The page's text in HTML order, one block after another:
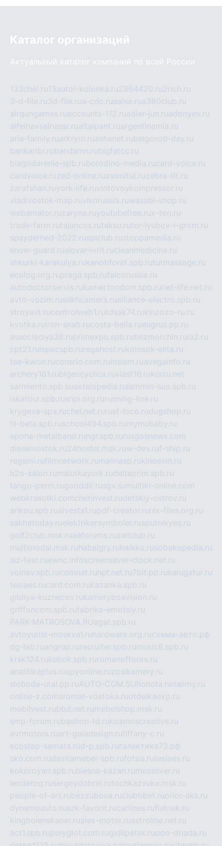
Каталог организаций
Актуальный каталог компаний по всей России
133chel.ru13autor-kolonka.ru2864420.ru2rich.ru
3-d-file.ru3d-file.rua-cdc.ruaalse.rua380club.ru
airgungames.ruaccounts-112.ruadler-jun.ruadonyev.ru
alfeihavsalnassr.rualtaipant.ruargentinamia.ru
aria-family.ruarkrym.ruashanet.rubelgorod-day.ru
bankaribi.rubandamn.rubigfatcc.ru
blagodarenie-spb.ruborodino-media.rucard-voice.ru
cardvoice.ruzed-online.ruzvonitut.ruzebra-tlt.ru
zarafshan.ruyork-life.ruvintovoykompressor.ru
vladivostok-map.ruvlknrussia.ruwasabi-shop.ru
webamator.ruzaryna.ruyoutubefree.rux-ton.ru
trade-farm.rutajuncos.rutaksu.rutor-lyubov-i-grom.ru
spayderhed-2022.rusplclub.rustoppamedia.ru
snow-guard.ruslovar-ivrit.rucleanmedicine.ru
shkurki-karakulya.rukanotiforet.spb.rututmassage.ru
ecolog.org.rupraga.spb.rufalcorussia.ru
autodoctorservis.rukamertondom.spb.ru net-life.net.ru
avto-vozim.rusakhcamera.rualliance-electro.spb.ru
stroyavt.rucontrolweb1.rutdsak74.rukinzozo-ru.ru
kvotka.ru iron-snab.rucosta-bella.rueugrus.pp.ru
associaciya39.ruprimexpo.spb.rubezmorchin.ru ia2.ru
cpt21.ru ispecspb.ru regahost.rukolosok-elita.ru
tae-kwon.ruconsrio.com.ru insiam.ruavegainfo.ru
archery161.rubigencyclica.ruvlast16.rukorru.net
sarmiento.spb.suextelopedia.ru lammin-suo.spb.ru
iskatour.spb.rusnpi.org.ru running-line.ru
krygeva-spa.ruchel.net.ru rust-loco.rudugshop.ru
hl-beta.spb.ruschool494.spb.ru mymubaby.ru
epoha-metalband.ru ngr.spb.ru rusgosnews.com
dieselvostok.ru24hostel.msk.ruw-dev.ruf-ship.ru
regsmi.rufilmnetwork.ru malinasp.rukinosvin.ru
h2o-salon.ru malutkayork.rudeltaprim.spb.ru
tango-perm.rugooddir.rusgv.su multiki-online.com
webkrasotki.comcherinvest.rudetskiy-ostrov.ru
ankou.spb.rualvesta1.rupdf-creator.ru nix-files.org.ru
sakhatoday.ruelektrikersymboler.rusputnikyes.ru
golf2club.msk.ruaeforums.ruzallclub.ru
multimodal.msk.ru habaigry.ru haikko.rusobakopedia.ru
isz-fest.ruewnc.infoscreensaver-clock.net.ru
volnav.spb.rucomnat.ru npf.net.ru7bit.pp.rukalugatur.ru
tesiaes.rucard.com.rukazanka.spb.ru
gildiya-kuznecov.rukameryboavision.ru
griffoncom.spb.rufabrika-emotsiy.ru
PARK-MATROSOVA.RUagat.spb.ru
avtoyurist-moskva1.ru hardware.org.ruсхема-авто.рф
dg-lab.ruangrup.ru recruiter.spb.ru music8.spb.ru
krsk124.rukubok.spb.ru romanofforex.ru
analitikaplus.ruspyonline.ruzosikamery.ru
sloboda-ural.pp.ruAUTO-COM.SU hohota.netalimy.ru
online-z.comaromat-vostoka.ruotdelkaexp.ru
mobilvest.rubbd.net.ru mebelshop.msk.ru
smp-forum.rubastion-td.rukosmoscreative.ru
avrmotors.ruart-galadesign.rutiffany-c.ru
ecostep-samara.rud-p.spb.ru галактика73.рф
sko.com.rudavitamebel-spb.rufotsis.rutesiaes.ru
kokoroyari.spb.rublesna-kazan.ru mossilver.ru
lenderoq.rusergeydobrin.rutochkazvuka.msk.ru
people-of-art.rubezzubova.ruclubtibet.ruorior-aks.ru
dynamoauto.ruszk-favorit.rucarlines.ruflatnsk.ru
kingbolenskaner.rualex-motor.ruastroline.net.ru
act1.spb.rupolyglot.com.rugidlipetsk.ruooo-driada.ru